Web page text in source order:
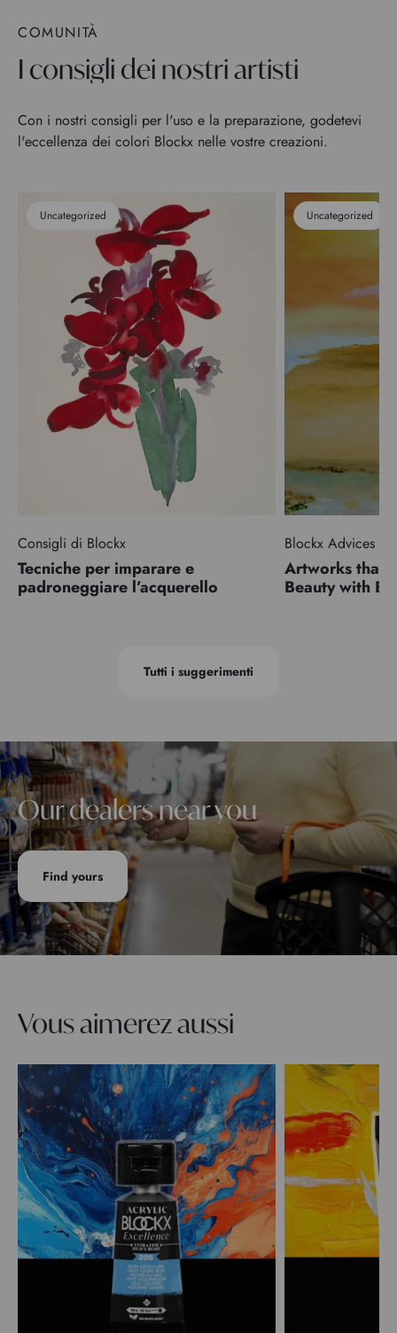
COMUNITÀ
I consigli dei nostri artisti
Con i nostri consigli per l'uso e la preparazione, godetevi
l'eccellenza dei colori Blockx nelle vostre creazioni.
Uncategorized
Consigli di Blockx
Tecniche per imparare e
padroneggiare l’acquerello
Uncategorized
Blockx Advices
Artworks that
Beauty with
Tutti i suggerimenti
Our dealers near you
Find yours
Vous aimerez aussi